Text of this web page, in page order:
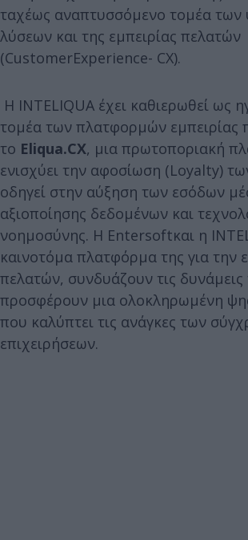
ταχέως αναπτυσσόμενο τομέα
λύσεων και της εμπειρίας πελατών
(CustomerExperience- CX).
Η INTELIQUA έχει καθιερωθεί ως
τομέα των πλατφορμών εμπειρίας
το Eliqua.CX, μια πρωτοποριακή
ενισχύει την αφοσίωση (Loyalty)
οδηγεί στην αύξηση των εσόδων
αξιοποίησης δεδομένων και
νοημοσύνης. Η Entersoftκαι η
καινοτόμα πλατφόρμα της για την
πελατών, συνδυάζουν τις δυνάμεις
προσφέρουν μια ολοκληρωμένη
που καλύπτει τις ανάγκες των
επιχειρήσεων.